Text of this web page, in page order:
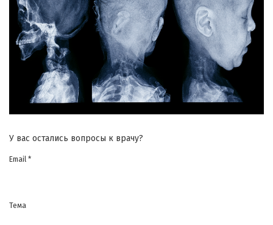
У вас остались вопросы к врачу?
Email *
Тема